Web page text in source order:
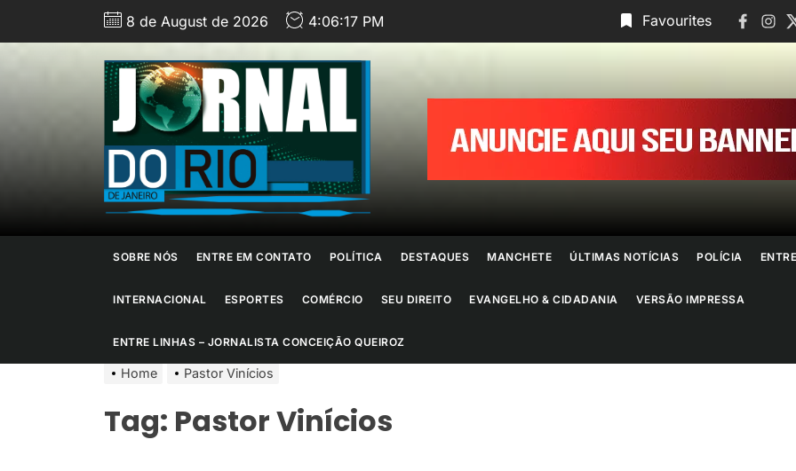
8 de August de 2026 4:06:19 PM Favourites
Jornal
do
Rio
de
Janeiro
SOBRE NÓS ENTRE EM CONTATO POLÍTICA DESTAQUES MANCHETE ÚLTIMAS NOTÍCIAS POLÍCIA
INTERNACIONAL ESPORTES COMÉRCIO SEU DIREITO EVANGELHO & CIDADANIA VERSÃO IMPRESSA
ENTRE LINHAS – JORNALISTA CONCEIÇÃO QUEIROZ
Home Pastor Vinícios
Tag: Pastor Vinícios